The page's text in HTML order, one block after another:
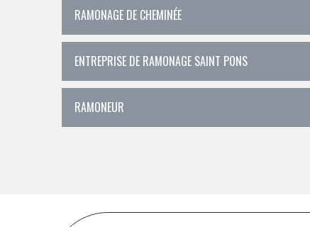
RAMONAGE DE CHEMINÉE
ENTREPRISE DE RAMONAGE SAINT PONS
RAMONEUR